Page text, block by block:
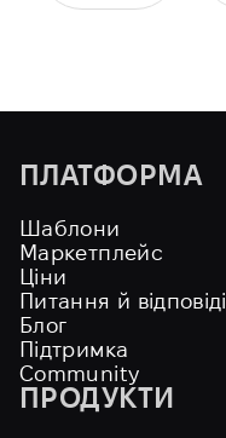
ПЛАТФОРМА
Шаблони
Маркетплейс
Ціни
Питання й відповіді
Блог
Підтримка
Community
ПРОДУКТИ